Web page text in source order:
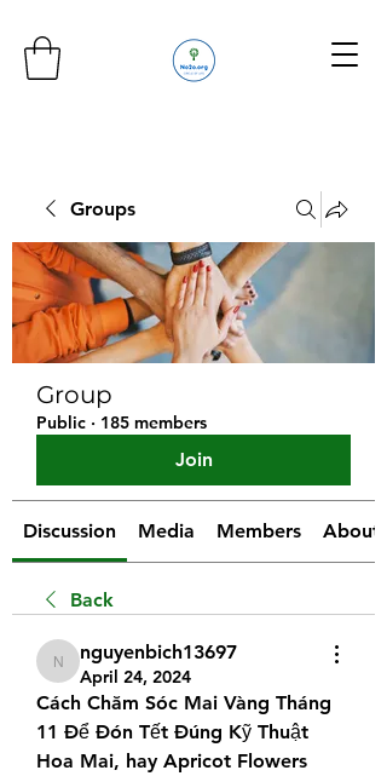
Groups
Group
Public · 185 members
Join
Discussion Media Members About
Back
nguyenbich13697
nguyenbich13697
April 24, 2024
Cách Chăm Sóc Mai Vàng Tháng
11 Để Đón Tết Đúng Kỹ Thuật
Hoa Mai, hay Apricot Flowers